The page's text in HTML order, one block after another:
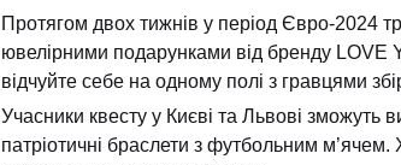
Протягом двох тижнів у період Євро-2024
ювелірними подарунками від бренду LOVE
відчуйте себе на одному полі з гравцями
Учасники квесту у Києві та Львові зможуть
патріотичні браслети з футбольним